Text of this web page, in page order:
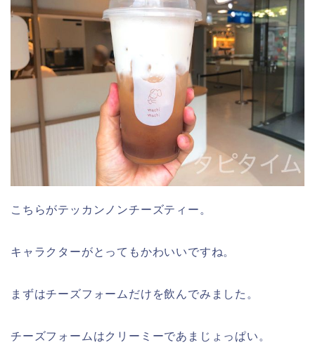
こちらがテッカンノンチーズティー。
キャラクターがとってもかわいいですね。
まずはチーズフォームだけを飲んでみました。
チーズフォームはクリーミーであまじょっぱい。